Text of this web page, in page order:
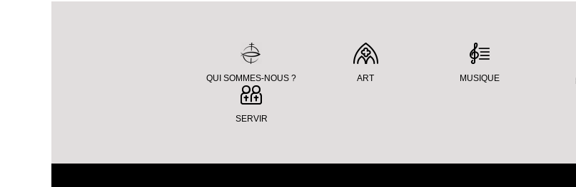
QUI SOMMES-NOUS ? ART MUSIQUE
SERVIR